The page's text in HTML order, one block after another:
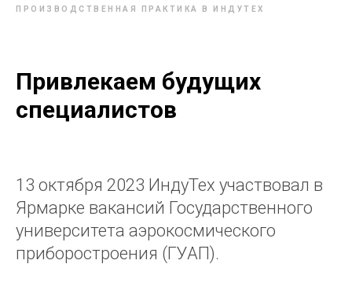
ПРОИЗВОДСТВЕННАЯ ПРАКТИКА В ИНДУТЕХ
Привлекаем будущих
специалистов
13 октября 2023 ИндуТех участвовал в
Ярмарке вакансий Государственного
университета аэрокосмического
приборостроения (ГУАП).